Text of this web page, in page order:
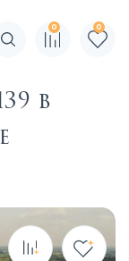
Поиск по сайту
0 0
в